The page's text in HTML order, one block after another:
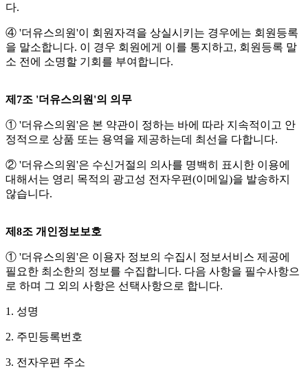
다.
④ '더유스의원'이 회원자격을 상실시키는 경우에는 회원등록
을 말소합니다. 이 경우 회원에게 이를 통지하고, 회원등록 말
소 전에 소명할 기회를 부여합니다.
제7조 '더유스의원'의 의무
① '더유스의원'은 본 약관이 정하는 바에 따라 지속적이고 안
정적으로 상품 또는 용역을 제공하는데 최선을 다합니다.
② '더유스의원'은 수신거절의 의사를 명백히 표시한 이용에
대해서는 영리 목적의 광고성 전자우편(이메일)을 발송하지
않습니다.
제8조 개인정보보호
① '더유스의원'은 이용자 정보의 수집시 정보서비스 제공에
필요한 최소한의 정보를 수집합니다. 다음 사항을 필수사항으
로 하며 그 외의 사항은 선택사항으로 합니다.
1. 성명
2. 주민등록번호
3. 전자우편 주소